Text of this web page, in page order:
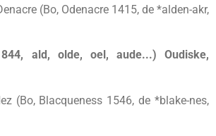
(Bo, Odenacre 1415, de *alden-akr,
ald, olde, oel, aude...) Oudiske,
(Bo, Blacqueness 1546, de *blake-nes,